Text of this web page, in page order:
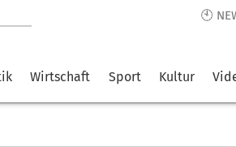
🕙
Wirtschaft Sport Kultur